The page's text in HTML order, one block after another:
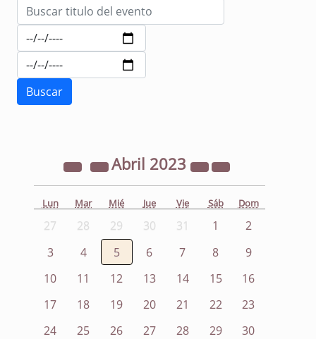
Abril 2023
Lun Mar Mié Jue Vie Sáb Dom
27 28 29 30 31 1
2
3
4 5 6 7 8
9
10
11 12 13 14 15
16
17
18 19 20 21 22
23
24
25 26 27 28 29
30